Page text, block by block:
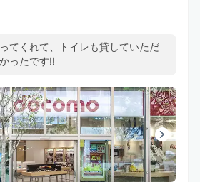
てくれて、トイレも貸していただ
ったです‼️